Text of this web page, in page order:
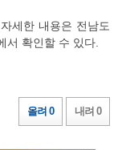
세한 내용은 전남도
서 확인할 수 있다.
올려 0 내려 0